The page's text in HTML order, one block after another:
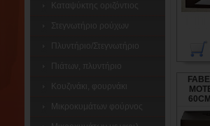
Καταψύκτης οριζόντιος
Στεγνωτήριο ρούχων
Πλυντήριο/Στεγνωτήριο
Πιάτων, πλυντήριο
Κουζινάκι, φουρνάκι
Μικροκυμάτων φούρνος